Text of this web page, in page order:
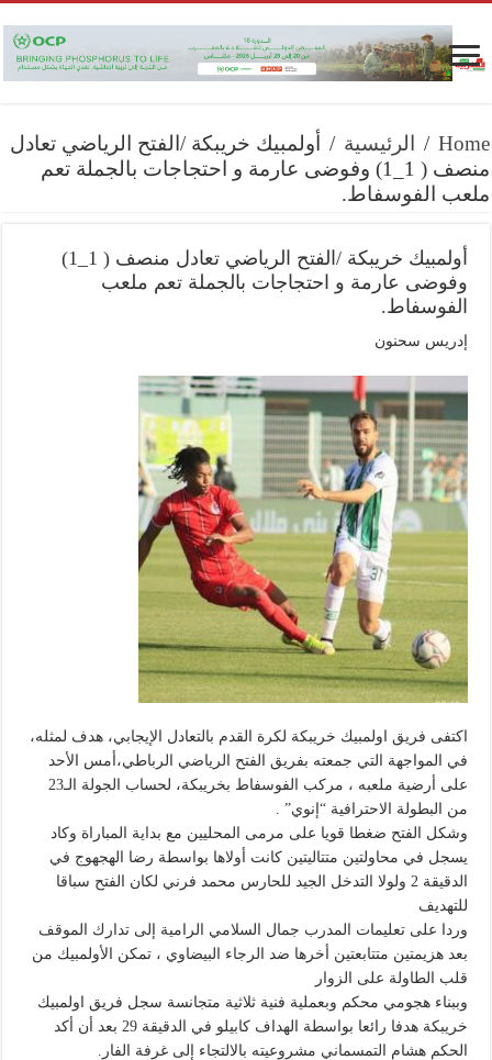
Home
/ الرئيسية /
أولمبيك خريبكة /الفتح الرياضي تعادل
منصف ( 1_1) وفوضى عارمة و احتجاجات بالجملة تعم
ملعب الفوسفاط.
أولمبيك خريبكة /الفتح الرياضي تعادل منصف ( 1_1)
وفوضى عارمة و احتجاجات بالجملة تعم ملعب
الفوسفاط.
إدريس سحنون
اكتفى فريق اولمبيك خريبكة لكرة القدم بالتعادل الإيجابي، هدف لمثله،
في المواجهة التي جمعته بفريق الفتح الرياضي الرباطي،أمس الأحد
على أرضية ملعبه ، مركب الفوسفاط بخريبكة، لحساب الجولة الـ23
من البطولة الاحترافية “إنوي” .
وشكل الفتح ضغطا قويا على مرمى المحليين مع بداية المباراة وكاد
يسجل في محاولتين متتاليتين كانت أولاها بواسطة رضا الهجهوج في
الدقيقة 2 ولولا التدخل الجيد للحارس محمد فرني لكان الفتح سباقا
للتهديف
وردا على تعليمات المدرب جمال السلامي الرامية إلى تدارك الموقف
بعد هزيمتين متتابعتين أخرها ضد الرجاء البيضاوي ، تمكن الأولمبيك من
قلب الطاولة على الزوار
وببناء هجومي محكم وبعملية فنية ثلاثية متجانسة سجل فريق اولمبيك
خريبكة هدفا رائعا بواسطة الهداف كابيلو في الدقيقة 29 بعد أن أكد
الحكم هشام التمسماني مشروعيته بالالتجاء إلى غرفة الفار.